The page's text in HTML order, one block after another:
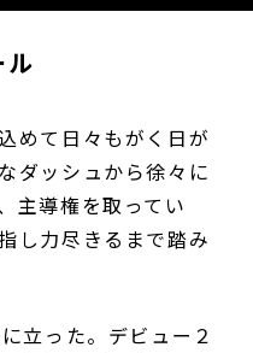
めて日々もがく日が
ダッシュから徐々に
主導権を取ってい
し力尽きるまで踏み
立った。デビュー２